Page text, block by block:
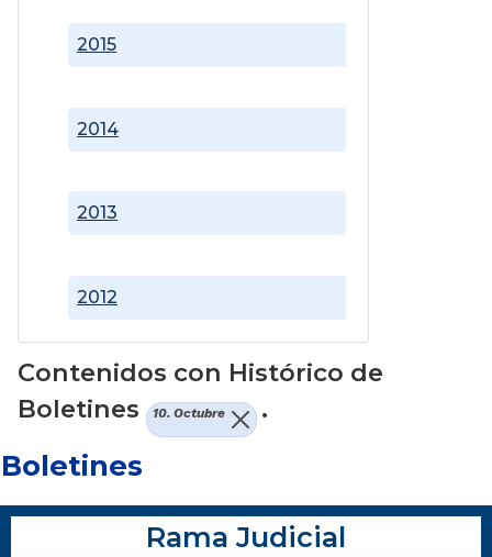
2012
2013
2014
2015
Contenidos con Histórico de
Boletines
10. Octubre .
Boletines
Rama Judicial